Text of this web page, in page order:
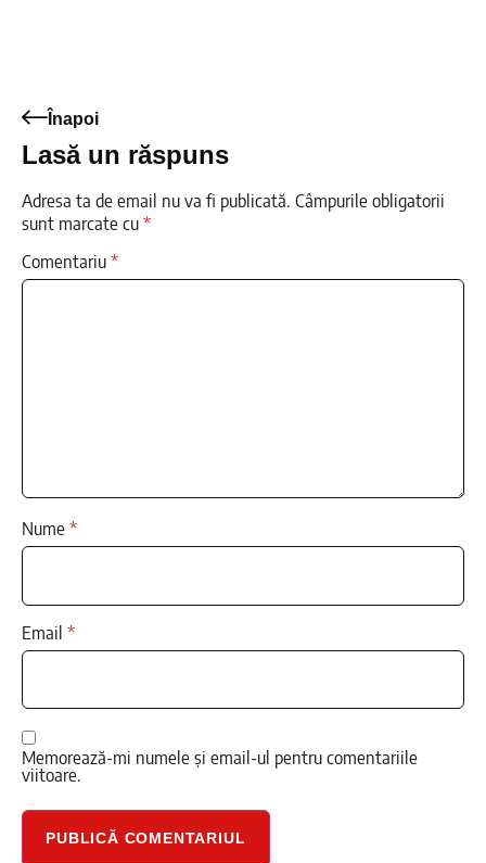
Înapoi
Lasă un răspuns
Adresa ta de email nu va fi publicată. Câmpurile obligatorii
sunt marcate cu*
Comentariu*
Nume*
Email *
Memorează-mi numele și email-ul pentru comentariile
viitoare.